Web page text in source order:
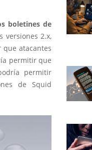
boletines de
versiones 2.x,
atacantes
permitir que
permitir
de Squid